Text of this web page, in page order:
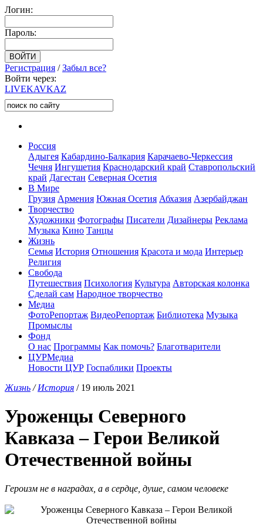
Логин:
Пароль:
Регистрация /Забыл все?
Войти через:
LIVEKAVKAZ
Россия
Адыгея Кабардино-Балкария Карачаево-Черкессия
Чечня Ингушетия Краснодарский край Ставропольский
край Дагестан Северная Осетия
В Мире
Грузия Армения Южная Осетия Абхазия Азербайджан
Творчество
Художники Фотографы Писатели Дизайнеры Реклама
Музыка Кино Танцы
Жизнь
Семья История Отношения Красота и мода Интерьер
Религия
Свобода
Путешествия Психология Культура Авторская колонка
Сделай сам Народное творчество
Медиа
ФотоРепортаж ВидеоРепортаж Библиотека Музыка
Промыслы
Фонд
О нас Программы Как помочь? Благотварители
ЦУРМедиа
Новости ЦУР Госпаблики Проекты
Жизнь /История / 19 июль 2021
Уроженцы Северного
Кавказа – Герои Великой
Отечественной войны
Героизм не в наградах, а в сердце, душе, самом человеке